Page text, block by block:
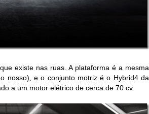
existe nas ruas. A plataforma é a mesma
nosso), e o conjunto motriz é o Hybrid4 da
a um motor elétrico de cerca de 70 cv.